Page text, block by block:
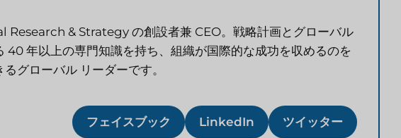
Research & Strategy の創設者兼 CEO。戦略計画とグローバル
40 年以上の専門知識を持ち、組織が国際的な成功を収めるのを
グローバル リーダーです。
フェイスブック LinkedIn ツイッター